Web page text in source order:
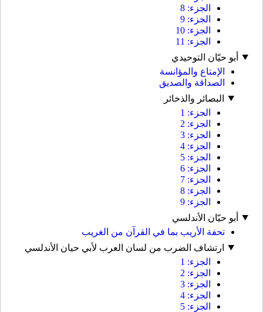
الجزء: 8
الجزء: 9
الجزء: 10
الجزء: 11
أبو حيّان التوحيدي
الإمتاع والمؤانسة
الصداقة والصديق
البصائر والذخائر
الجزء: 1
الجزء: 2
الجزء: 3
الجزء: 4
الجزء: 5
الجزء: 6
الجزء: 7
الجزء: 8
الجزء: 9
أبو حيّان الأندلسي
تحفة الأريب بما في القرآن من الغريب
ارتشاف الضرب من لسان العرب لأبي حيان الأندلسي
الجزء: 1
الجزء: 2
الجزء: 3
الجزء: 4
الجزء: 5